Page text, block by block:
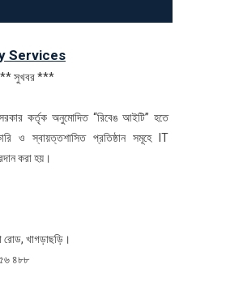
Services
সুখবর ***
সরকার কর্তৃক অনুমোদিত “রিবেঙ আইটি” হতে
ও স্বায়ত্তশাসিত প্রতিষ্ঠান সমূহে IT
করা হয়।
রোড, খাগড়াছড়ি।
৪৮৮